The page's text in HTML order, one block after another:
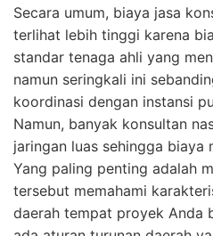
Secara umum, biaya jasa
terlihat lebih tinggi karena
standar tenaga ahli yang
namun seringkali ini
koordinasi dengan instansi
Namun, banyak konsultan
jaringan luas sehingga biaya
Yang paling penting adalah
tersebut memahami
daerah tempat proyek Anda